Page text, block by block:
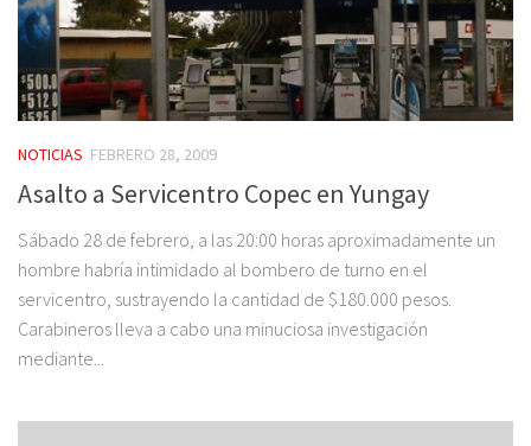
NOTICIAS FEBRERO 28, 2009
Asalto a Servicentro Copec en Yungay
Sábado 28 de febrero, a las 20:00 horas aproximadamente un
hombre habría intimidado al bombero de turno en el
servicentro, sustrayendo la cantidad de $180.000 pesos.
Carabineros lleva a cabo una minuciosa investigación
mediante...